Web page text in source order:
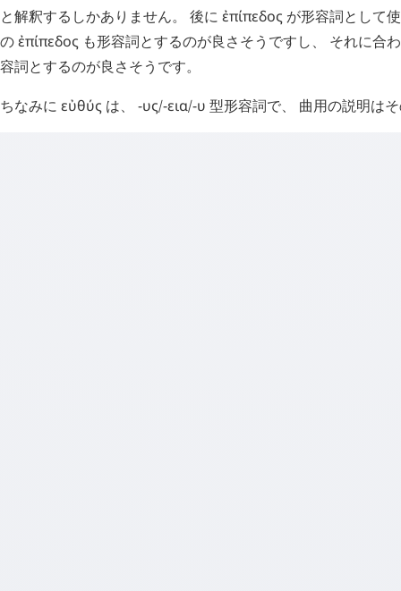
と解釈するしかありません。 後に ἐπίπεδος が形容詞として
のἐπίπεδος も形容詞とするのが良さそうですし、 それに合
容詞とするのが良さそうです。
ちなみに εὐθύς は、 -υς/-εια/-υ 型形容詞で、 曲用の説明は